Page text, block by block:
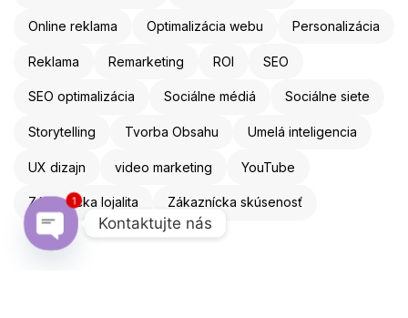
Online reklama Optimalizácia webu Personalizácia
Reklama Remarketing ROI SEO
SEO optimalizácia Sociálne médiá Sociálne siete
Storytelling Tvorba Obsahu Umelá inteligencia
UX dizajn video marketing YouTube
Zákaznícka lojalita Zákaznícka skúsenosť
Kontaktujte nás
1